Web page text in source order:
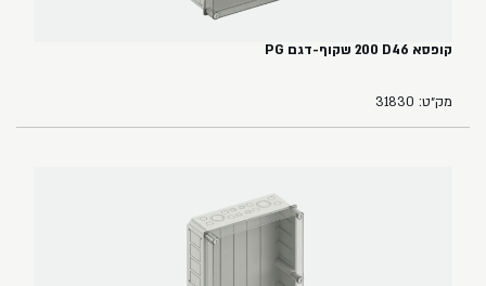
קופסא ‏46‏D‏ ‏200 שקוף-דגם PG
מק״ט: 31830